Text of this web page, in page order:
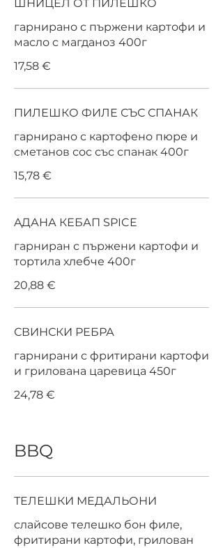
ШНИЦЕЛ ОТ ПИЛЕШКО
гарнирано с пържени картофи и
масло с магданоз 400г
17,58 €
ПИЛЕШКО ФИЛЕ СЪС СПАНАК
гарнирано с картофено пюре и
сметанов сос със спанак 400г
15,78 €
AДАНА КЕБАП SPICE
гарниран с пържени картофи и
тортила хлебче 400г
20,88 €
СВИНСКИ РЕБРА
гарнирани с фритирани картофи
и грилована царевица 450г
24,78 €
BBQ
ТЕЛЕШКИ МЕДАЛЬОНИ
слайсове телешко бон филе,
фритирани картофи, грилован